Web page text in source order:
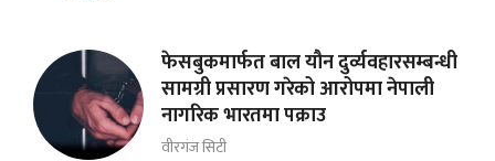
फेसबुकमार्फत बाल यौन दुर्व्यवहारसम्बन्धी
सामग्री प्रसारण गरेको आरोपमा नेपाली
नागरिक भारतमा पक्राउ
वीरगंज सिटी